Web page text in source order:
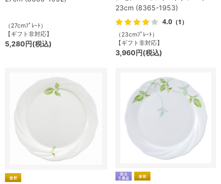
（27cmﾌﾟﾚｰﾄ）
【ギフト非対応】
5,280円(税込)
23cm (8365-1953)
4.0 （1）
（23cmﾌﾟﾚｰﾄ）
【ギフト非対応】
3,960円(税込)